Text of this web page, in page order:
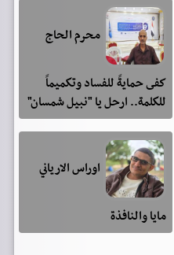
محرم الحاج
كفى حمايةً للفساد وتكميماً
للكلمة.. ارحل يا "نبيل شمسان"
اوراس الارياني
مايا والنافذة